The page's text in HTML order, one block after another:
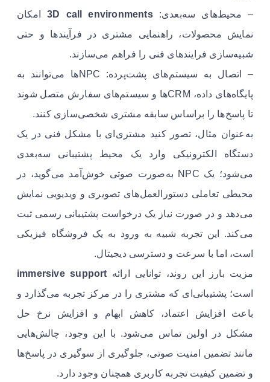
– محیط‌های سه‌بعدی:3D call environmentsامکان
نمایش محصولات، راهنمایی مشتری در فرآیندها و حتی
شبیه‌سازی فرایندهای فنی را فراهم می‌سازند.
– اتصال به سیستم‌های پشت‌پرده: NPCها می‌توانند به
پایگاه‌های داده، CRMها و سیستم‌های سفارش متصل شوند
تا پاسخ‌ها را براساس سابقه مشتری شخصی‌سازی کنند.
به‌عنوان مثال، تصور کنید مشتری‌ای با مشکل فنی در یک
دستگاه الکترونیکی وارد یک محیط پشتیبانی سه‌بعدی
می‌شود؛ یک NPC به‌صورت صوتی خوش‌آمد می‌گوید، در
محیطی تعاملی دستورالعمل‌های تصویری و ویدیویی نمایش
می‌دهد و در صورت نیاز یک درخواست پشتیبانی رسمی ثبت
می‌کند. این تجربه شبیه به ورود به یک فروشگاه فیزیکی
است، اما با سرعت و دسترسی دیجیتال.
مزیت بارز این روند، توانایی ارائه immersive support
است؛ پشتیبانی‌ای که مشتری را در مرکز تجربه می‌گذارد و
باعث افزایش اعتماد، کاهش ابهام و افزایش نرخ حل
مشکل در اولین تماس می‌شود. با این وجود، چالش‌هایی
مانند تضمین امنیت صوتی، جلوگیری از سوگیری در پاسخ‌ها
و تضمین کیفیت تجربه کاربری همچنان وجود دارد.